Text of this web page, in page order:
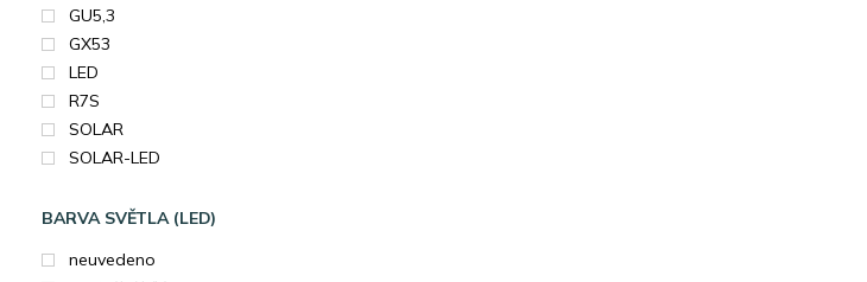
GU5,3
GX53
LED
R7S
SOLAR
SOLAR-LED
BARVA SVĚTLA (LED)
neuvedeno